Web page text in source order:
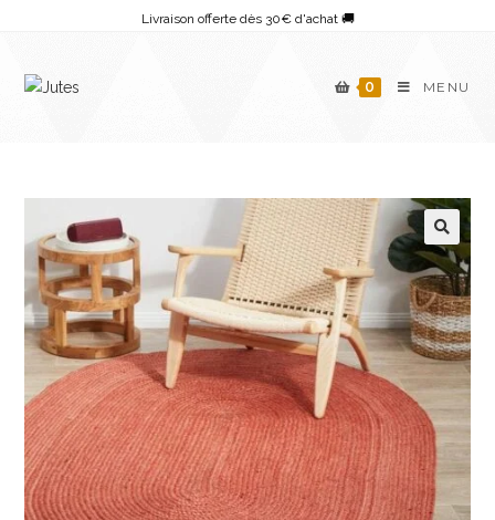
Livraison offerte dès 30€ d'achat 🚚
0 MENU
🔍